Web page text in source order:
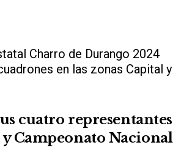
Charro de Durango 2024
en las zonas Capital y
cuatro representantes
y Campeonato Nacional